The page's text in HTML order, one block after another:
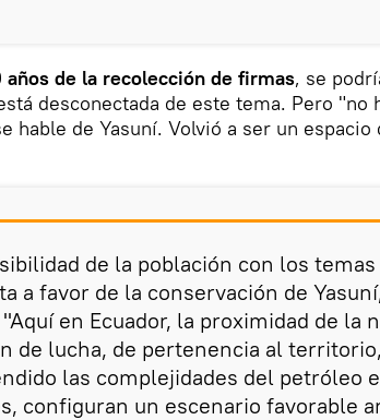
años de la recolección de firmas, se
desconectada de este tema. Pero "no
hable de Yasuní. Volvió a ser un espacio
de la población con los
a favor de la conservación de
en Ecuador, la proximidad de la
de lucha, de pertenencia al
las complejidades del petróleo
configuran un escenario favorable